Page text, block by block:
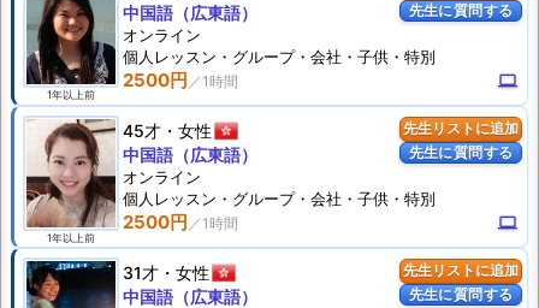
先生に質問する
1年以上前
2500円 computer
中国語（広東語）
オンライン
個人 レッスン ・グループ・会社・子供・特別
先生リストに追加
先生に質問する
1年以上前
45才 女性
2500円 computer
中国語（広東語）
オンライン
個人 レッスン ・グループ・会社・子供・特別
先生リストに追加
先生に質問する
31才 女性
中国語（広東語）